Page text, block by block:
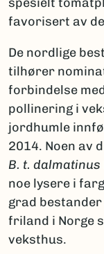
favorisert av
De nordlige
tilhører
forbindelse
pollinering i
jordhumle
2014. Noen av
B. t. dalmatinus
noe lysere i
grad
friland i Norge
veksthus.